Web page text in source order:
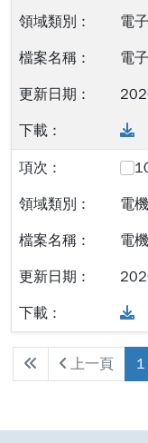
電
電
電
電
上一頁 1